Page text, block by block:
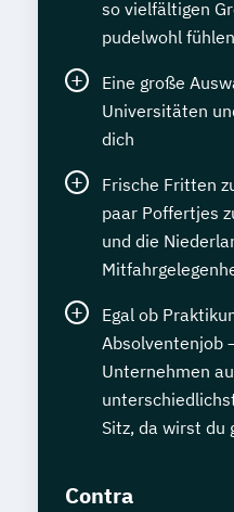
so vielfältigen
pudelwohl
Eine große
Universitäten
dich
Frische Fritten
paar Poffertjes
und die
Egal ob
Absolventenjob
Unternehmen
Sitz, da wirst du
Contra